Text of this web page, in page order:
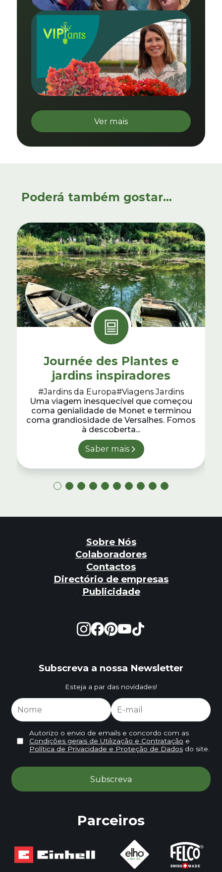
Ver mais
Poderá também gostar...
Journée des Plantes e
jardins inspiradores
#Jardins da Europa#Viagens Jardins
Uma viagem inesquecível que começou
coma genialidade de Monet e terminou
coma grandiosidade de Versalhes. Fomos
à descoberta...
Saber mais
Sobre Nós
Colaboradores
Contactos
Directório de empresas
Publicidade
Subscreva a nossa Newsletter
Esteja a par das novidades!
Autorizo o envio de emails e concordo com as
Condições gerais de Utilização e Contratação e
Política de Privacidade e Proteção de Dadosdo site.
Parceiros